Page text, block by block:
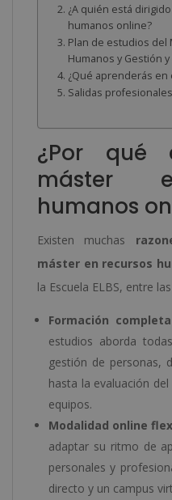
¿A quién está
humanos online?
Plan de estudios del
Humanos y Gestión
¿Qué aprenderás en
Salidas profesionales
¿Por qué
máster
humanos
Existen muchas
máster en recursos
la Escuela ELBS, entre
Formación
estudios aborda
gestión de personas,
hasta la evaluación
equipos.
Modalidad online
adaptar su ritmo de
personales y
directo y un campus